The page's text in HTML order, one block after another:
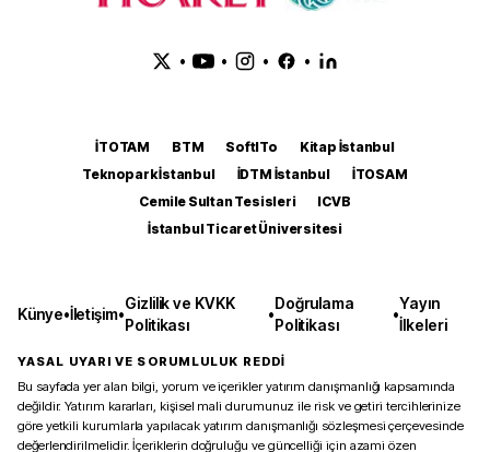
• • • •
İTOTAM BTM SoftITo
Kitap İstanbul
Teknopark İstanbul
İDTM İstanbul
İTOSAM
Cemile Sultan Tesisleri
ICVB
İstanbul Ticaret Üniversitesi
Künye•İletişim•
Gizlilik ve KVKK
Politikası
•
Doğrulama
Politikası
•
Yayın
İlkeleri
YASAL UYARI VE SORUMLULUK REDDİ
Bu sayfada yer alan bilgi, yorum ve içerikler yatırım danışmanlığı kapsamında
değildir. Yatırım kararları, kişisel mali durumunuz ile risk ve getiri tercihlerinize
göre yetkili kurumlarla yapılacak yatırım danışmanlığı sözleşmesi çerçevesinde
değerlendirilmelidir. İçeriklerin doğruluğu ve güncelliği için azami özen